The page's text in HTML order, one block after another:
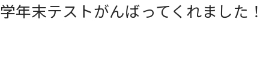
学年末テストがんばってくれました！